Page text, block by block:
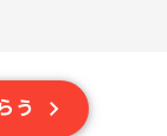
う